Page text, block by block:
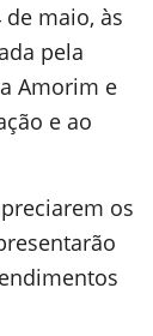
maio, às
pela
Amorim e
e ao
os